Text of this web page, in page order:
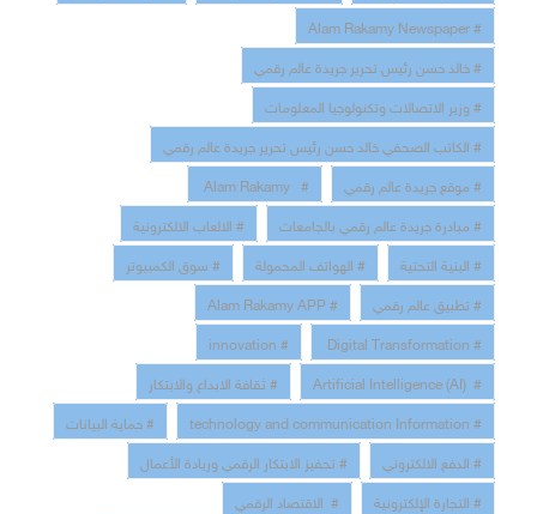
# Alam Rakamy Newspaper
# خالد حسن رئيس تحرير جريدة عالم رقمي
# وزير الاتصالات وتكنولوجيا المعلومات
# الكاتب الصحفي خالد حسن رئيس تحرير جريدة عالم رقمي
# موقع جريدة عالم رقمي
# Alam Rakamy
# مبادرة جريدة عالم رقمي بالجامعات
# الالعاب الالكترونية
# البنية التحتية
# الهواتف المحمولة
# سوق الكمبيوتر
# تطبيق عالم رقمي
# Alam Rakamy APP
# Digital Transformation
# innovation
# Artificial Intelligence (AI)
# ثقافة الابداع والابتكار
# technology and communication Information
# حماية البيانات
# الدفع الالكتروني
# تحفيز الابتكار الرقمي وريادة الأعمال
# التجارة الإلكترونية
# الاقتصاد الرقمي